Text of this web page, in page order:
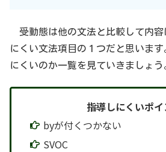
受動態は他の文法と比較して内容
にくい文法項目の１つだと思いま
にくいのか一覧を見ていきましょう
指導しにくいポイ
byが付くつかない
SVOC